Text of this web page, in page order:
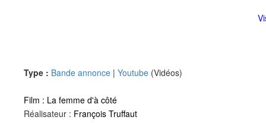
Type : Bande annonce | Youtube (Vidéos)
Film : La femme d'à côté
Réalisateur : François Truffaut